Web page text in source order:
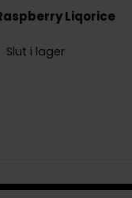
Liqorice
Slut i lager